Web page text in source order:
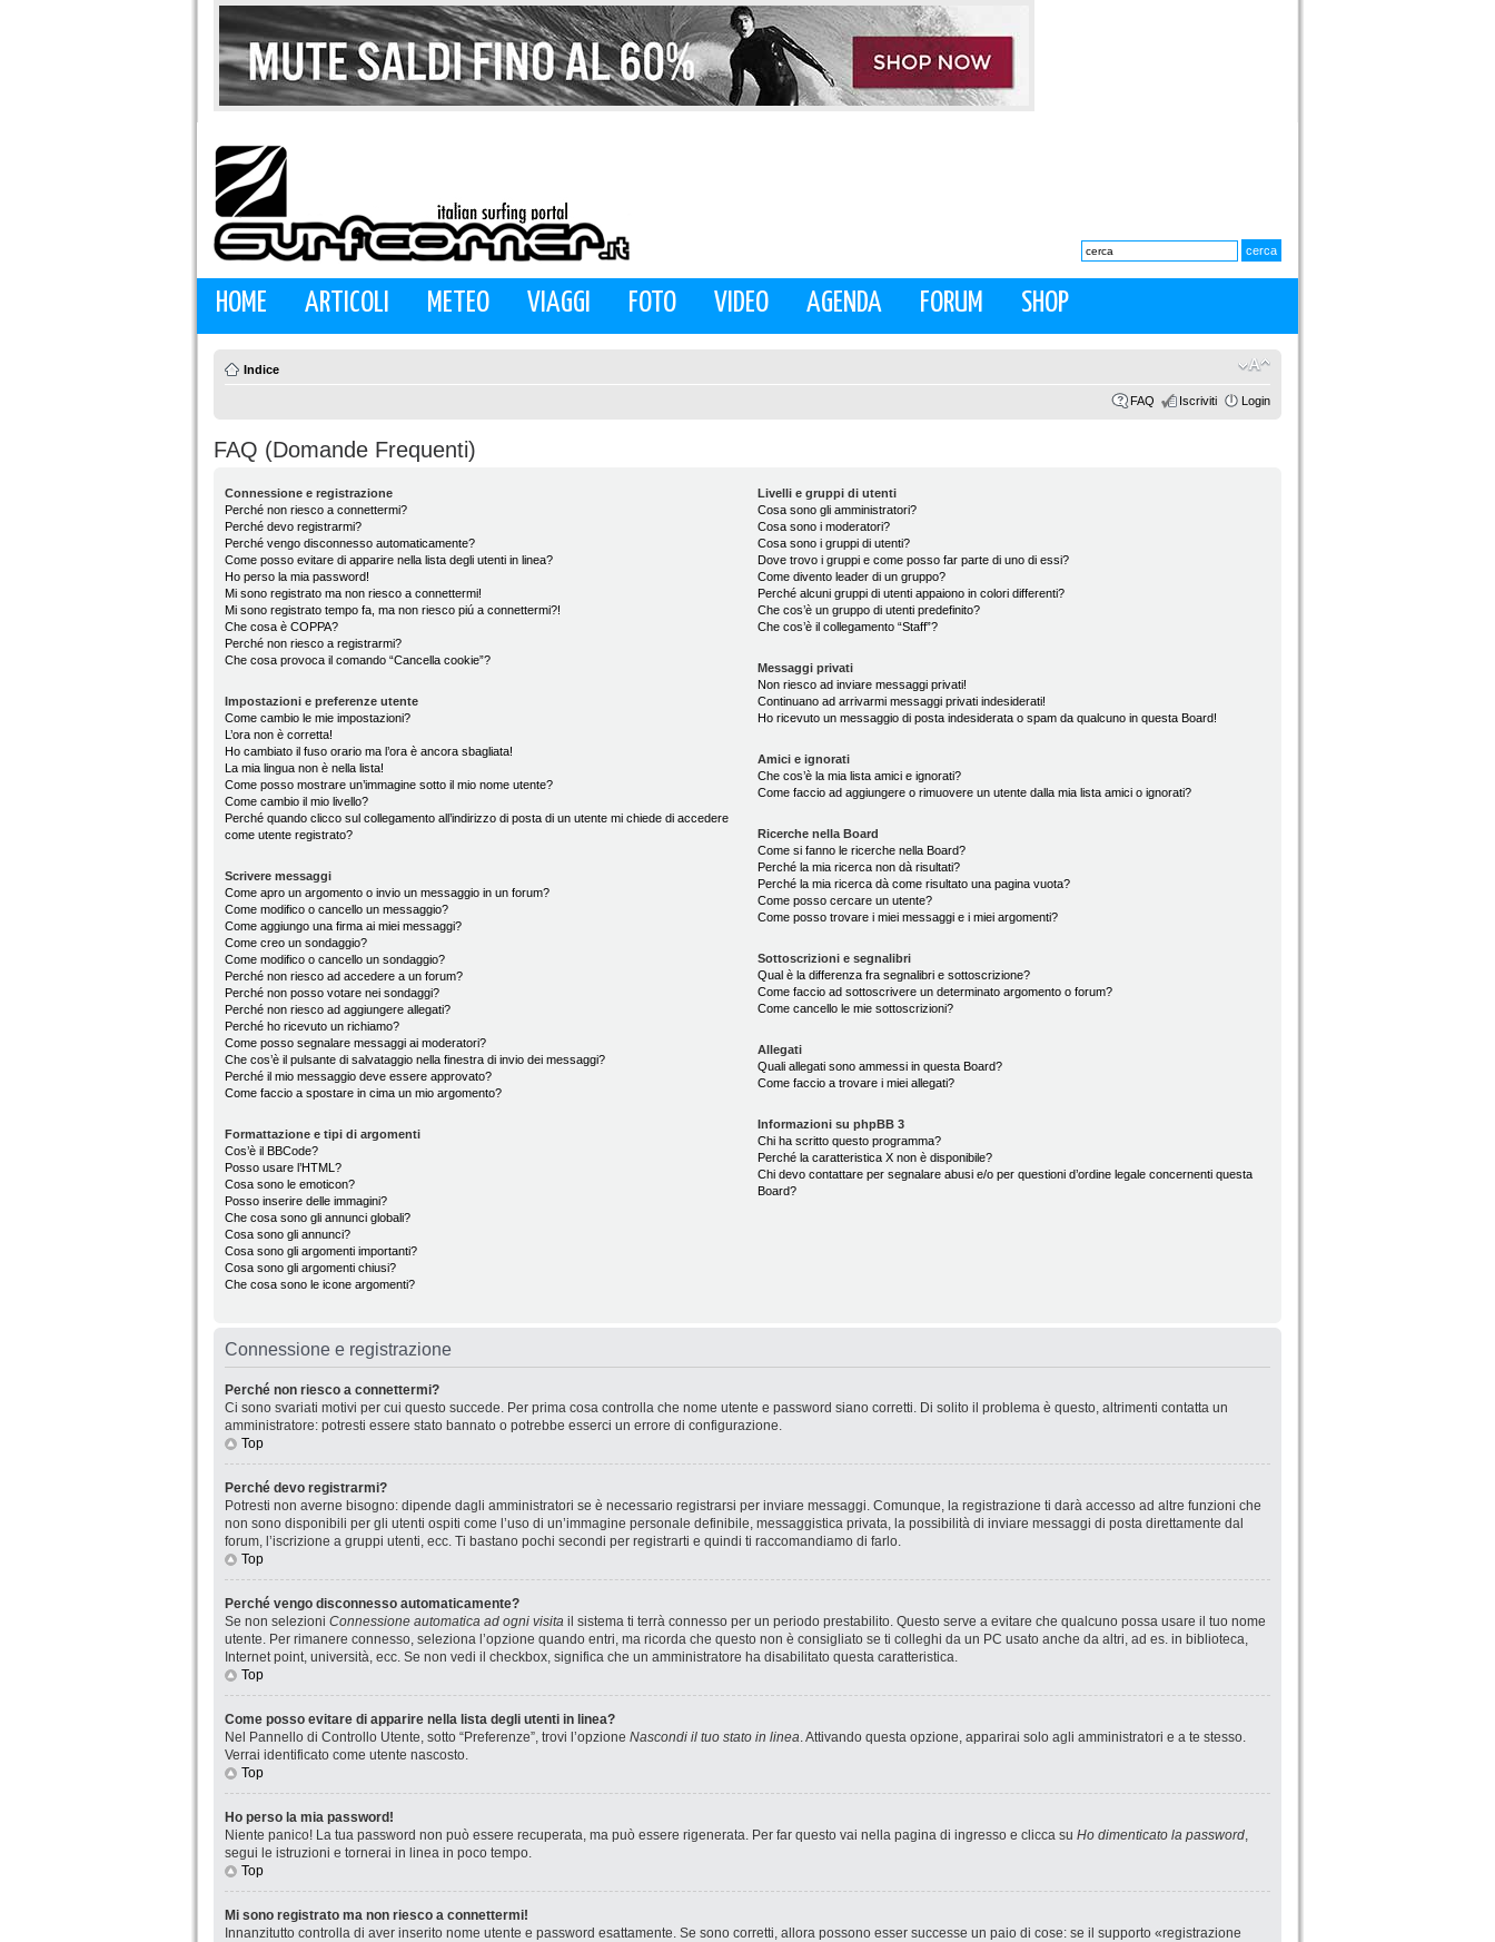
HOME ARTICOLI METEO VIAGGI FOTO VIDEO AGENDA FORUM SHOP
Indice
FAQ Iscriviti Login
FAQ (Domande Frequenti)
Connessione e registrazione
Perché non riesco a connettermi?
Perché devo registrarmi?
Perché vengo disconnesso automaticamente?
Come posso evitare di apparire nella lista degli utenti in linea?
Ho perso la mia password!
Mi sono registrato ma non riesco a connettermi!
Mi sono registrato tempo fa, ma non riesco piú a connettermi?!
Che cosa è COPPA?
Perché non riesco a registrarmi?
Che cosa provoca il comando “Cancella cookie”?
Impostazioni e preferenze utente
Come cambio le mie impostazioni?
L’ora non è corretta!
Ho cambiato il fuso orario ma l’ora è ancora sbagliata!
La mia lingua non è nella lista!
Come posso mostrare un’immagine sotto il mio nome utente?
Come cambio il mio livello?
Perché quando clicco sul collegamento all’indirizzo di posta di un utente mi chiede di accedere
come utente registrato?
Scrivere messaggi
Come apro un argomento o invio un messaggio in un forum?
Come modifico o cancello un messaggio?
Come aggiungo una firma ai miei messaggi?
Come creo un sondaggio?
Come modifico o cancello un sondaggio?
Perché non riesco ad accedere a un forum?
Perché non posso votare nei sondaggi?
Perché non riesco ad aggiungere allegati?
Perché ho ricevuto un richiamo?
Come posso segnalare messaggi ai moderatori?
Che cos’è il pulsante di salvataggio nella finestra di invio dei messaggi?
Perché il mio messaggio deve essere approvato?
Come faccio a spostare in cima un mio argomento?
Formattazione e tipi di argomenti
Cos’è il BBCode?
Posso usare l’HTML?
Cosa sono le emoticon?
Posso inserire delle immagini?
Che cosa sono gli annunci globali?
Cosa sono gli annunci?
Cosa sono gli argomenti importanti?
Cosa sono gli argomenti chiusi?
Che cosa sono le icone argomenti?
Livelli e gruppi di utenti
Cosa sono gli amministratori?
Cosa sono i moderatori?
Cosa sono i gruppi di utenti?
Dove trovo i gruppi e come posso far parte di uno di essi?
Come divento leader di un gruppo?
Perché alcuni gruppi di utenti appaiono in colori differenti?
Che cos’è un gruppo di utenti predefinito?
Che cos’è il collegamento “Staff”?
Messaggi privati
Non riesco ad inviare messaggi privati!
Continuano ad arrivarmi messaggi privati indesiderati!
Ho ricevuto un messaggio di posta indesiderata o spam da qualcuno in questa Board!
Amici e ignorati
Che cos’è la mia lista amici e ignorati?
Come faccio ad aggiungere o rimuovere un utente dalla mia lista amici o ignorati?
Ricerche nella Board
Come si fanno le ricerche nella Board?
Perché la mia ricerca non dà risultati?
Perché la mia ricerca dà come risultato una pagina vuota?
Come posso cercare un utente?
Come posso trovare i miei messaggi e i miei argomenti?
Sottoscrizioni e segnalibri
Qual è la differenza fra segnalibri e sottoscrizione?
Come faccio ad sottoscrivere un determinato argomento o forum?
Come cancello le mie sottoscrizioni?
Allegati
Quali allegati sono ammessi in questa Board?
Come faccio a trovare i miei allegati?
Informazioni su phpBB 3
Chi ha scritto questo programma?
Perché la caratteristica X non è disponibile?
Chi devo contattare per segnalare abusi e/o per questioni d’ordine legale concernenti questa
Board?
Connessione e registrazione
Perché non riesco a connettermi?
Ci sono svariati motivi per cui questo succede. Per prima cosa controlla che nome utente e password siano corretti. Di solito il problema è questo, altrimenti contatta un
amministratore: potresti essere stato bannato o potrebbe esserci un errore di configurazione.
Top
Perché devo registrarmi?
Potresti non averne bisogno: dipende dagli amministratori se è necessario registrarsi per inviare messaggi. Comunque, la registrazione ti darà accesso ad altre funzioni che
non sono disponibili per gli utenti ospiti come l’uso di un’immagine personale definibile, messaggistica privata, la possibilità di inviare messaggi di posta direttamente dal
forum, l’iscrizione a gruppi utenti, ecc. Ti bastano pochi secondi per registrarti e quindi ti raccomandiamo di farlo.
Top
Perché vengo disconnesso automaticamente?
Se non selezioni Connessione automatica ad ogni visita il sistema ti terrà connesso per un periodo prestabilito. Questo serve a evitare che qualcuno possa usare il tuo nome
utente. Per rimanere connesso, seleziona l’opzione quando entri, ma ricorda che questo non è consigliato se ti colleghi da un PC usato anche da altri, ad es. in biblioteca,
Internet point, università, ecc. Se non vedi il checkbox, significa che un amministratore ha disabilitato questa caratteristica.
Top
Come posso evitare di apparire nella lista degli utenti in linea?
Nel Pannello di Controllo Utente, sotto “Preferenze”, trovi l’opzione Nascondi il tuo stato in linea. Attivando questa opzione, apparirai solo agli amministratori e a te stesso.
Verrai identificato come utente nascosto.
Top
Ho perso la mia password!
Niente panico! La tua password non può essere recuperata, ma può essere rigenerata. Per far questo vai nella pagina di ingresso e clicca su Ho dimenticato la password,
segui le istruzioni e tornerai in linea in poco tempo.
Top
Mi sono registrato ma non riesco a connettermi!
Innanzitutto controlla di aver inserito nome utente e password esattamente. Se sono corretti, allora possono esser successe un paio di cose: se il supporto «registrazione